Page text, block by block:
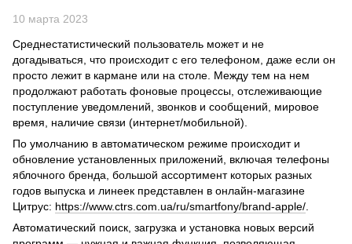
10 марта 2023
Среднестатистический пользователь может и не
догадываться, что происходит с его телефоном, даже если он
просто лежит в кармане или на столе. Между тем на нем
продолжают работать фоновые процессы, отслеживающие
поступление уведомлений, звонков и сообщений, мировое
время, наличие связи (интернет/мобильной).
По умолчанию в автоматическом режиме происходит и
обновление установленных приложений, включая телефоны
яблочного бренда, большой ассортимент которых разных
годов выпуска и линеек представлен в онлайн-магазине
Цитрус: https://www.ctrs.com.ua/ru/smartfony/brand-apple/
Автоматический поиск, загрузка и установка новых версий